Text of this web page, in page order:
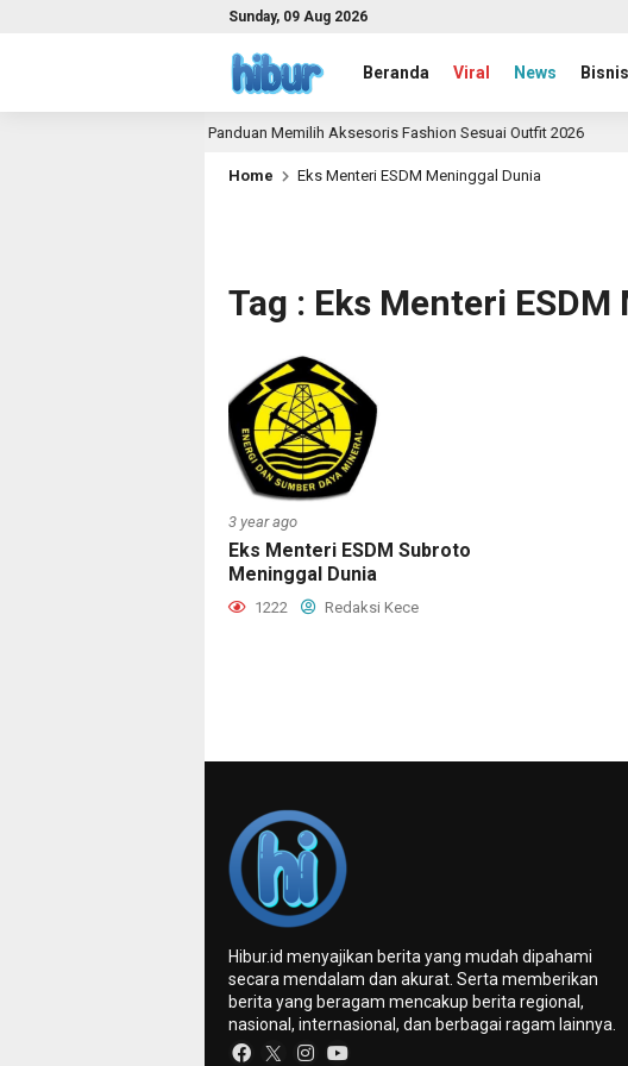
Sunday, 09 Aug 2026
Beranda Viral News Bisnis
Panduan Memilih Aksesoris Fashion Sesuai Outfit 2026
Home Eks Menteri ESDM Meninggal Dunia
Tag : Eks Menteri
3 year ago
Eks Menteri ESDM Subroto
Meninggal Dunia
1222 Redaksi Kece
Hibur.id menyajikan berita yang mudah dipahami
secara mendalam dan akurat. Serta memberikan
berita yang beragam mencakup berita regional,
nasional, internasional, dan berbagai ragam lainnya.